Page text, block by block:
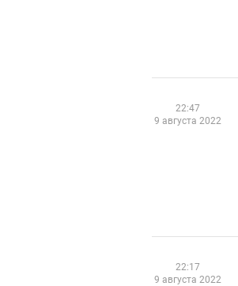
22:47
9 августа 2022
22:17
9 августа 2022